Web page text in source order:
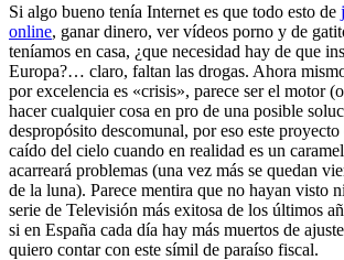
Si algo bueno tenía Internet es que todo esto de
online, ganar dinero, ver vídeos porno y de
teníamos en casa, ¿que necesidad hay de que
Europa?… claro, faltan las drogas. Ahora
por excelencia es «crisis», parece ser el motor
hacer cualquier cosa en pro de una posible
despropósito descomunal, por eso este
caído del cielo cuando en realidad es un
acarreará problemas (una vez más se quedan
de la luna). Parece mentira que no hayan visto
serie de Televisión más exitosa de los últimos
si en España cada día hay más muertos de
quiero contar con este símil de paraíso fiscal.